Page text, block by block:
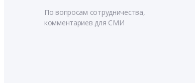
По вопросам сотрудничества,
комментариев для СМИ